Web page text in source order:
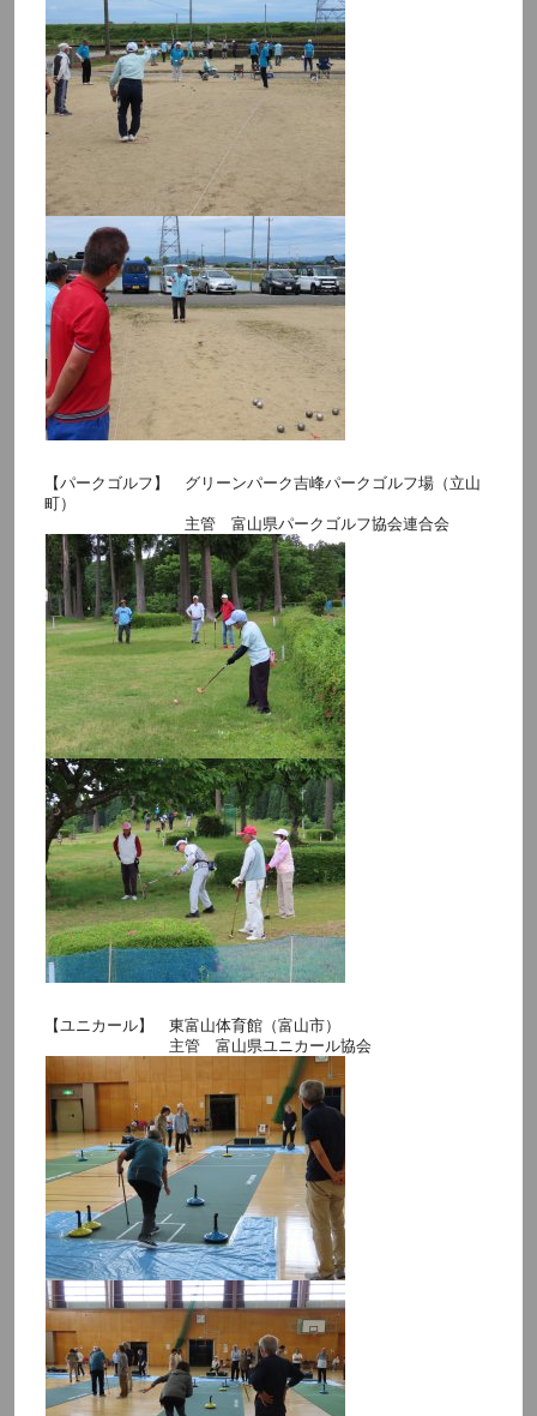
【パークゴルフ】 グリーンパーク吉峰パークゴルフ場（立山
町）
主管 富山県パークゴルフ協会連合会
【ユニカール】 東富山体育館（富山市）
主管 富山県ユニカール協会